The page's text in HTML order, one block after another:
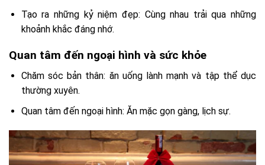
Tạo ra những kỷ niệm đẹp: Cùng nhau trải qua những
khoảnh khắc đáng nhớ.
Quan tâm đến ngoại hình và sức khỏe
Chăm sóc bản thân: ăn uống lành mạnh và tập thể dục
thường xuyên.
Quan tâm đến ngoại hình: Ăn mặc gọn gàng, lịch sự.